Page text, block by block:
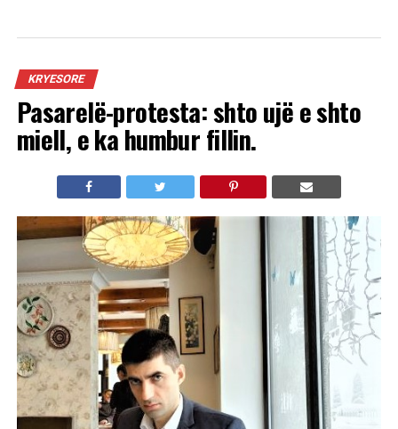
KRYESORE
Pasarelë-protesta: shto ujë e shto
miell, e ka humbur fillin.